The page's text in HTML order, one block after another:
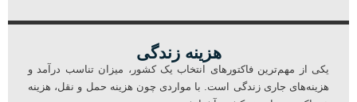
هزینه زندگی​
یکی از مهم‌ترین فاکتورهای انتخاب یک کشور، میزان تناسب درآمد و
هزینه‌های جاری زندگی است. با مواردی چون هزینه حمل و نقل، هزینه